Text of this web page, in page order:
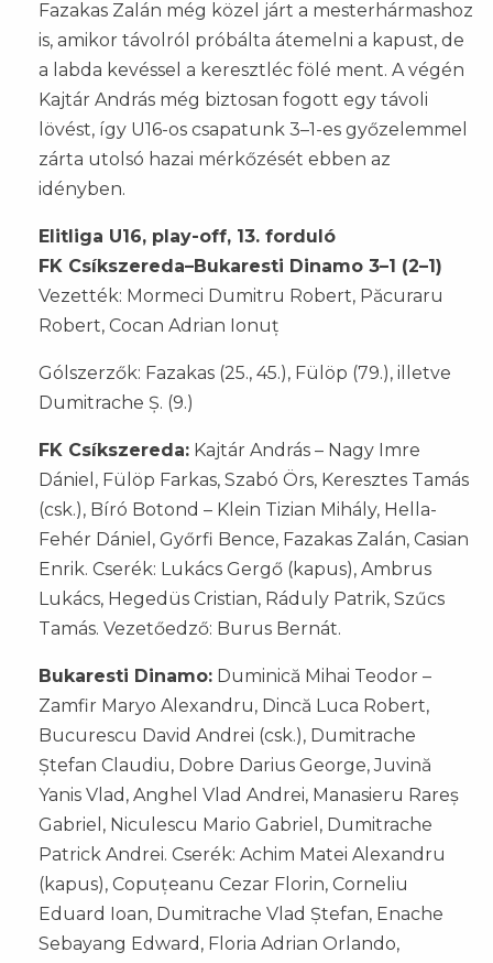
Fazakas Zalán még közel járt a mesterhármashoz
is, amikor távolról próbálta átemelni a kapust, de
a labda kevéssel a keresztléc fölé ment. A végén
Kajtár András még biztosan fogott egy távoli
lövést, így U16-os csapatunk 3–1-es győzelemmel
zárta utolsó hazai mérkőzését ebben az
idényben.
Elitliga U16, play-off, 13. forduló
FK Csíkszereda–Bukaresti Dinamo 3–1 (2–1)
Vezették: Mormeci Dumitru Robert, Păcuraru
Robert, Cocan Adrian Ionuț
Gólszerzők: Fazakas (25., 45.), Fülöp (79.), illetve
Dumitrache Ș. (9.)
FK Csíkszereda: Kajtár András – Nagy Imre
Dániel, Fülöp Farkas, Szabó Örs, Keresztes Tamás
(csk.), Bíró Botond – Klein Tizian Mihály, Hella-
Fehér Dániel, Győrfi Bence, Fazakas Zalán, Casian
Enrik. Cserék: Lukács Gergő (kapus), Ambrus
Lukács, Hegedüs Cristian, Ráduly Patrik, Szűcs
Tamás. Vezetőedző: Burus Bernát.
Bukaresti Dinamo: Duminică Mihai Teodor –
Zamfir Maryo Alexandru, Dincă Luca Robert,
Bucurescu David Andrei (csk.), Dumitrache
Ștefan Claudiu, Dobre Darius George, Juvină
Yanis Vlad, Anghel Vlad Andrei, Manasieru Rareș
Gabriel, Niculescu Mario Gabriel, Dumitrache
Patrick Andrei. Cserék: Achim Matei Alexandru
(kapus), Copuțeanu Cezar Florin, Corneliu
Eduard Ioan, Dumitrache Vlad Ștefan, Enache
Sebayang Edward, Floria Adrian Orlando,